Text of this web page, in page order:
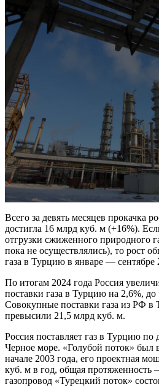
Всего за девять месяцев прокачка
достигла 16 млрд куб. м (+16%).
отгрузки сжиженного природного
пока не осуществлялись), то рост
газа в Турцию в январе — сентябре
По итогам 2024 года Россия
поставки газа в Турцию на 2,6%,
Совокупные поставки газа из РФ
превысили 21,5 млрд куб. м.
Россия поставляет газ в Турцию по
Черное море. «Голубой поток» был
начале 2003 года, его проектная
куб. м в год, общая
газопровод «Турецкий поток»